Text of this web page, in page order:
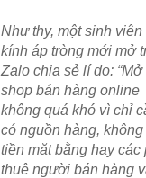
Như thy, một sinh viên
kính áp tròng mới mở
Zalo chia sẻ lí do: “Mở
shop bán hàng online
không quá khó vì chỉ
có nguồn hàng, không
tiền mặt bằng hay các
thuê người bán hàng